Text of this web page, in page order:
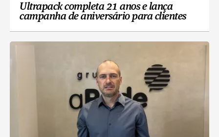
Ultrapack completa 21 anos e lança
campanha de aniversário para clientes